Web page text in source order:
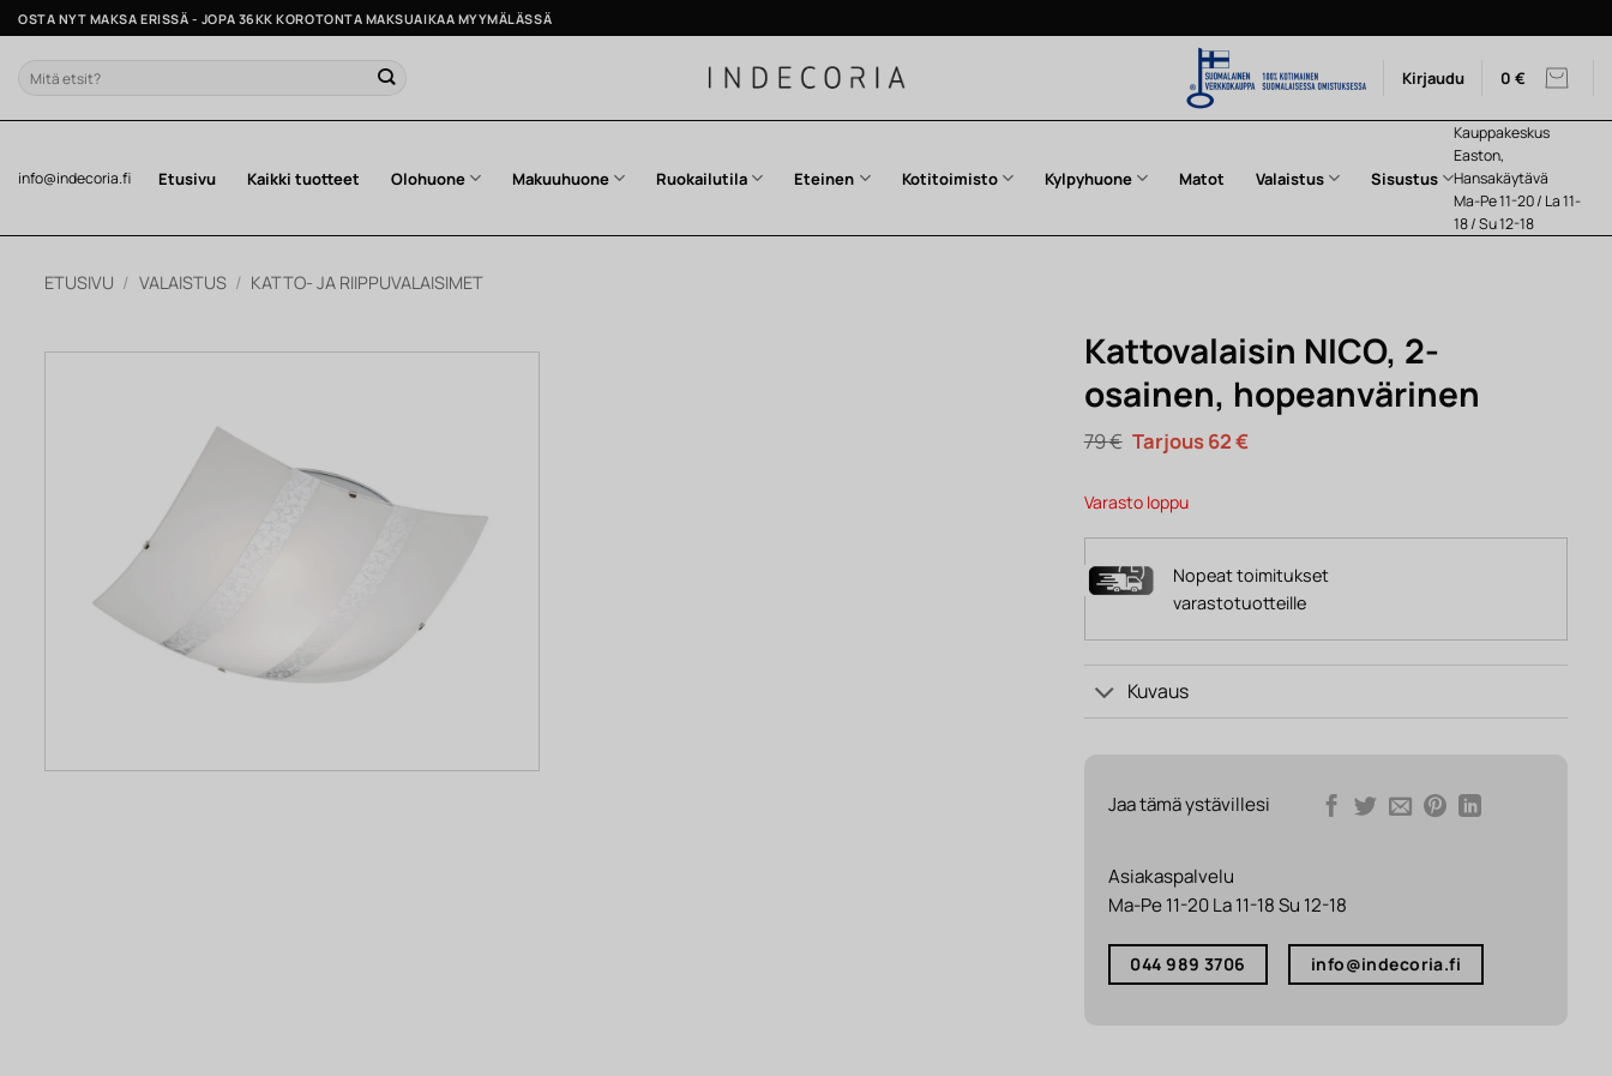
Skip
to
content
OSTA NYT MAKSA ERISSÄ - JOPA 36KK KOROTONTA MAKSUAIKAA MYYMÄLÄSSÄ
Etsi: Kirjaudu 0 €
info@indecoria.fi Etusivu Kaikki tuotteet Olohuone Makuuhuone Ruokailutila Eteinen Kotitoimisto Kylpyhuone Matot Valaistus Sisustus
Kauppakeskus
Easton,
Hansakäytävä
Ma-Pe 11-20 / La 11-
18 / Su 12-18
ETUSIVU / VALAISTUS / KATTO- JA RIIPPUVALAISIMET
Kattovalaisin NICO, 2-
osainen, hopeanvärinen
79€ Alkuperäinen
hinta
79 €.
62€Nykyinen
Varasto loppu
Nopeat toimitukset
varastotuotteille
Kuvaus
Jaa tämä ystävillesi
Asiakaspalvelu
Ma-Pe 11-20 La 11-18 Su 12-18
044 989 3706 info@indecoria.fi